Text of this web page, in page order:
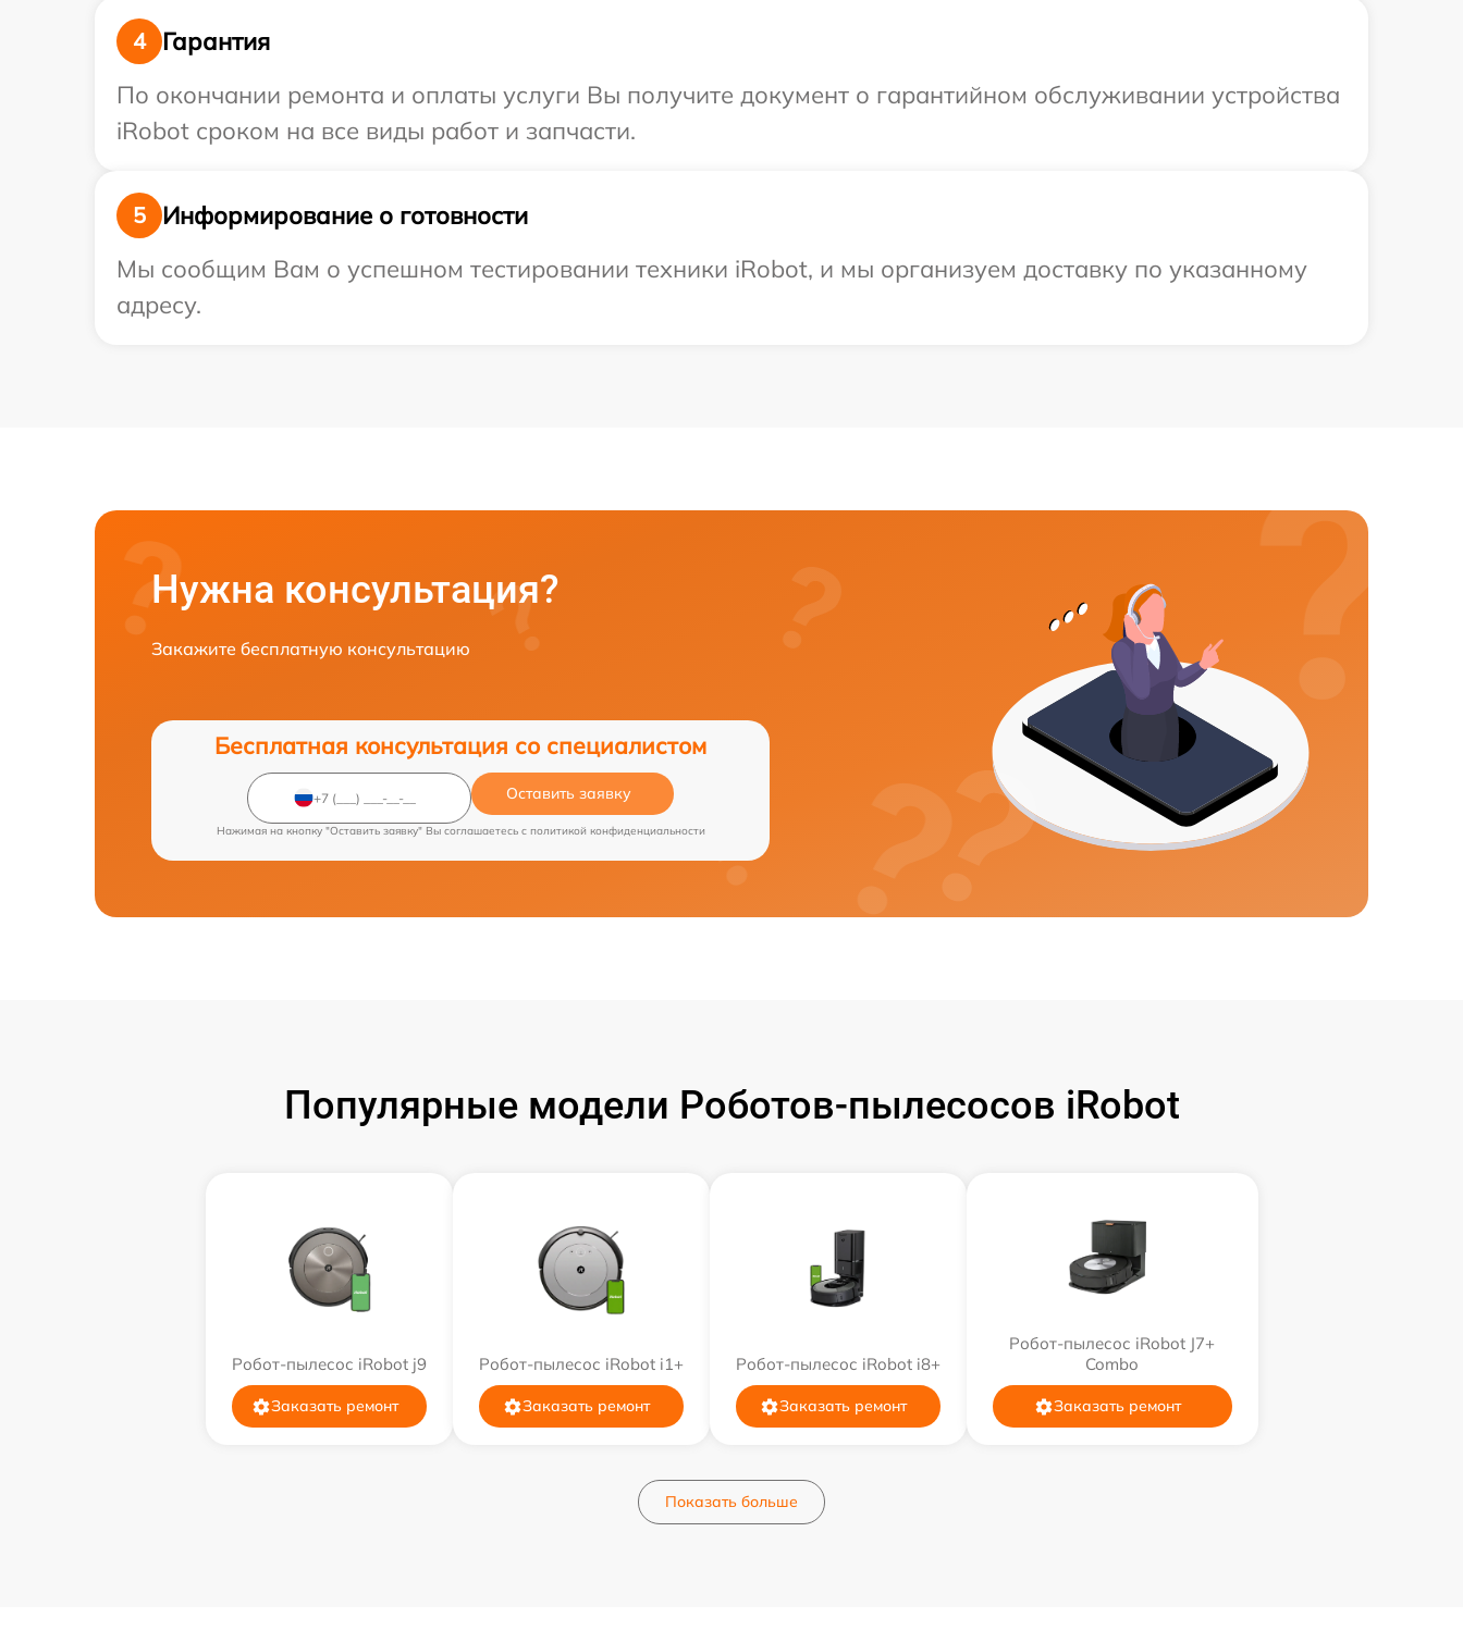
4
Гарантия
По окончании ремонта и оплаты услуги Вы получите документ о гарантийном обслуживании устройства
iRobot сроком на все виды работ и запчасти.
5
Информирование о готовности
Мы сообщим Вам о успешном тестировании техники iRobot, и мы организуем доставку по указанному
адресу.
Нужна консультация?
Закажите бесплатную консультацию
Бесплатная консультация со специалистом
Оставить заявку
Нажимая на кнопку "Оставить заявку" Вы соглашаетесь c политикой конфиденциальности
Популярные модели Роботов-пылесосов iRobot
Робот-пылесос iRobot j9
Заказать ремонт
Робот-пылесос iRobot i1+
Заказать ремонт
Робот-пылесос iRobot i8+
Заказать ремонт
Робот-пылесос iRobot J7+
Combo
Заказать ремонт
Показать больше